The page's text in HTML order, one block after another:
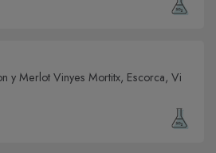
y Merlot Vinyes Mortitx, Escorca, Vi